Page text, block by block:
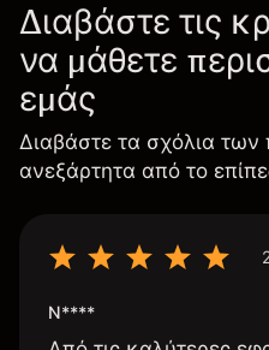
Διαβάστε τις
να μάθετε
εμάς
Διαβάστε τα σχόλια
ανεξάρτητα από το
N****